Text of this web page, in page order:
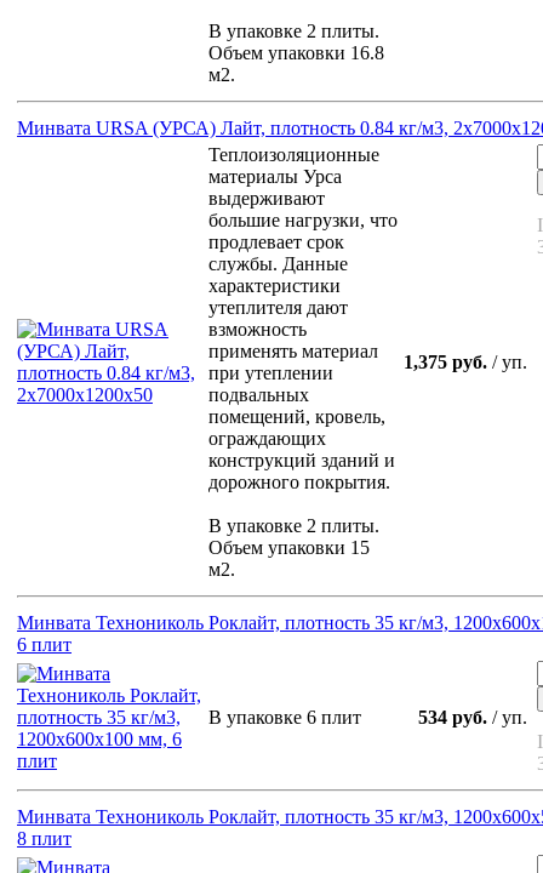
В упаковке 2 плиты.
Объем упаковки 16.8
м2.
Минвата URSA (УРСА) Лайт, плотность 0.84 кг/м3,
Теплоизоляционные
материалы Урса
выдерживают
большие нагрузки, что
продлевает срок
службы. Данные
характеристики
утеплителя дают
взможность
применять материал
при утеплении
подвальных
помещений, кровель,
ограждающих
конструкций зданий и
дорожного покрытия.
В упаковке 2 плиты.
Объем упаковки 15
м2.
1,375 руб. / уп.
Минвата Технониколь Роклайт, плотность 35 кг/м3,
6 плит
В упаковке 6 плит 534 руб. / уп.
Минвата Технониколь Роклайт, плотность 35 кг/м3,
8 плит